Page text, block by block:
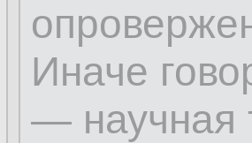
Иначе
— научная